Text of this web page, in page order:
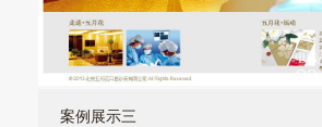
案例展示三